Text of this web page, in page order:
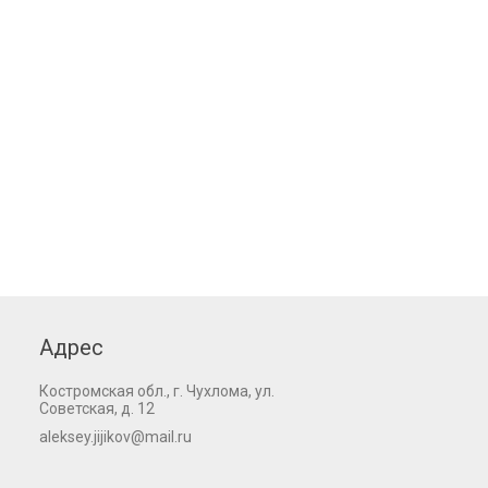
Адрес
Костромская обл., г. Чухлома, ул.
Советская, д. 12
aleksey.jijikov@mail.ru